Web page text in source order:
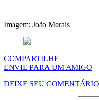
Imagem: João Morais
COMPARTILHE
ENVIE PARA UM AMIGO
DEIXE SEU COMENTÁRIO